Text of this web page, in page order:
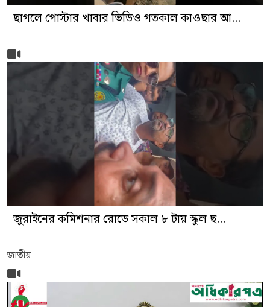
ছাগলে পোস্টার খাবার ভিডিও গতকাল কাওছার আ...
জুরাইনের কমিশনার রোডে সকাল ৮ টায় স্কুল ছ...
জাতীয়